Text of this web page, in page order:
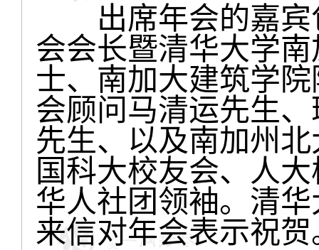
出席年会的嘉宾
会会长暨清华大学
士、南加大建筑学
会顾问马清运先生
先生、以及南加州
国科大校友会、人
华人社团领袖。清
来信对年会表示祝贺